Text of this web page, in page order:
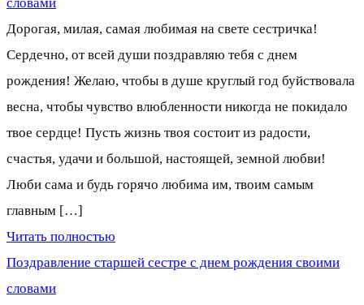
Дорогая, милая, самая любимая на свете сестричка!
Сердечно, от всей души поздравляю тебя с днем
рождения! Желаю, чтобы в душе круглый год буйствовала
весна, чтобы чувство влюбленности никогда не покидало
твое сердце! Пусть жизнь твоя состоит из радости,
счастья, удачи и большой, настоящей, земной любви!
Люби сама и будь горячо любима им, твоим самым
главным […]
Читать полностью
Поздравление старшей сестре с днем рождения своими
словами